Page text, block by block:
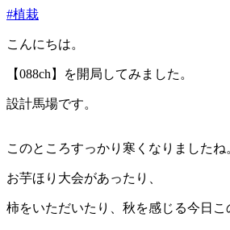
#植栽
こんにちは。
【088ch】を開局してみました。
設計馬場です。
このところすっかり寒くなりましたね
お芋ほり大会があったり、
柿をいただいたり、秋を感じる今日こ